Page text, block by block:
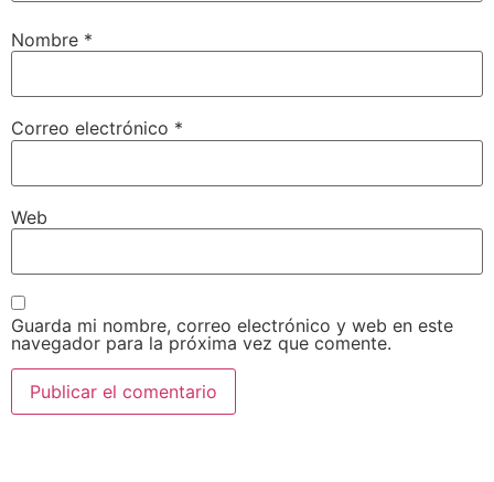
Nombre *
Correo electrónico *
Web
Guarda mi nombre, correo electrónico y web en este
navegador para la próxima vez que comente.